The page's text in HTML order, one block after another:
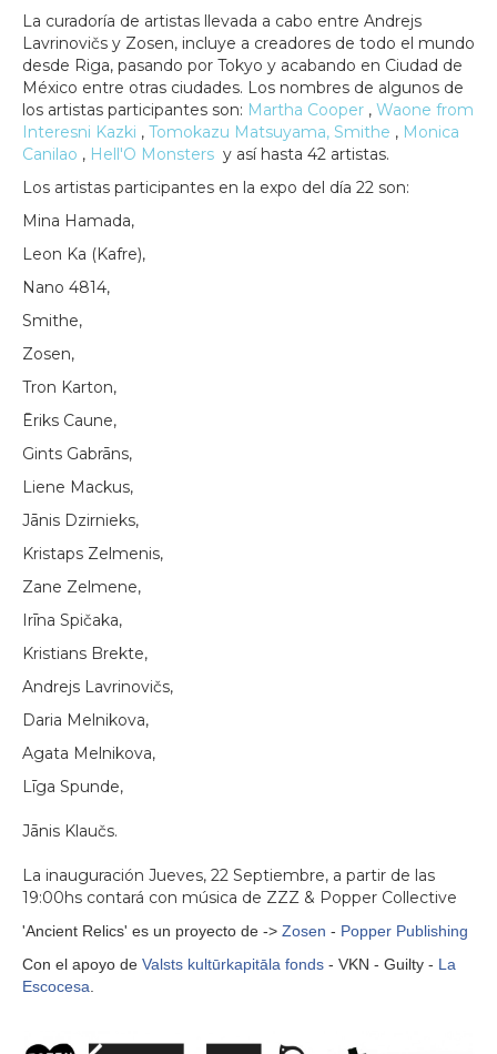
La curadoría de artistas llevada a cabo entre Andrejs
Lavrinovičs y Zosen, incluye a creadores de todo el mundo
desde Riga, pasando por Tokyo y acabando en Ciudad de
México entre otras ciudades. Los nombres de algunos de
los artistas participantes son: Martha Cooper , Waone from
Interesni Kazki , Tomokazu Matsuyama, Smithe , Monica
Canilao , Hell'O Monsters y así hasta 42 artistas.
Los artistas participantes en la expo del día 22 son:
Mina Hamada,
Leon Ka (Kafre),
Nano 4814,
Smithe,
Zosen,
Tron Karton,
Ēriks Caune,
Gints Gabrāns,
Liene Mackus,
Jānis Dzirnieks,
Kristaps Zelmenis,
Zane Zelmene,
Irīna Spičaka,
Kristians Brekte,
Andrejs Lavrinovičs,
Daria Melnikova,
Agata Melnikova,
Līga Spunde,
Jānis Klaučs.
La inauguración Jueves, 22 Septiembre, a partir de las
19:00hs contará con música de ZZZ & Popper Collective
'Ancient Relics' es un proyecto de -> Zosen - Popper Publishing
Con el apoyo de Valsts kultūrkapitāla fonds - VKN - Guilty - La
Escocesa.